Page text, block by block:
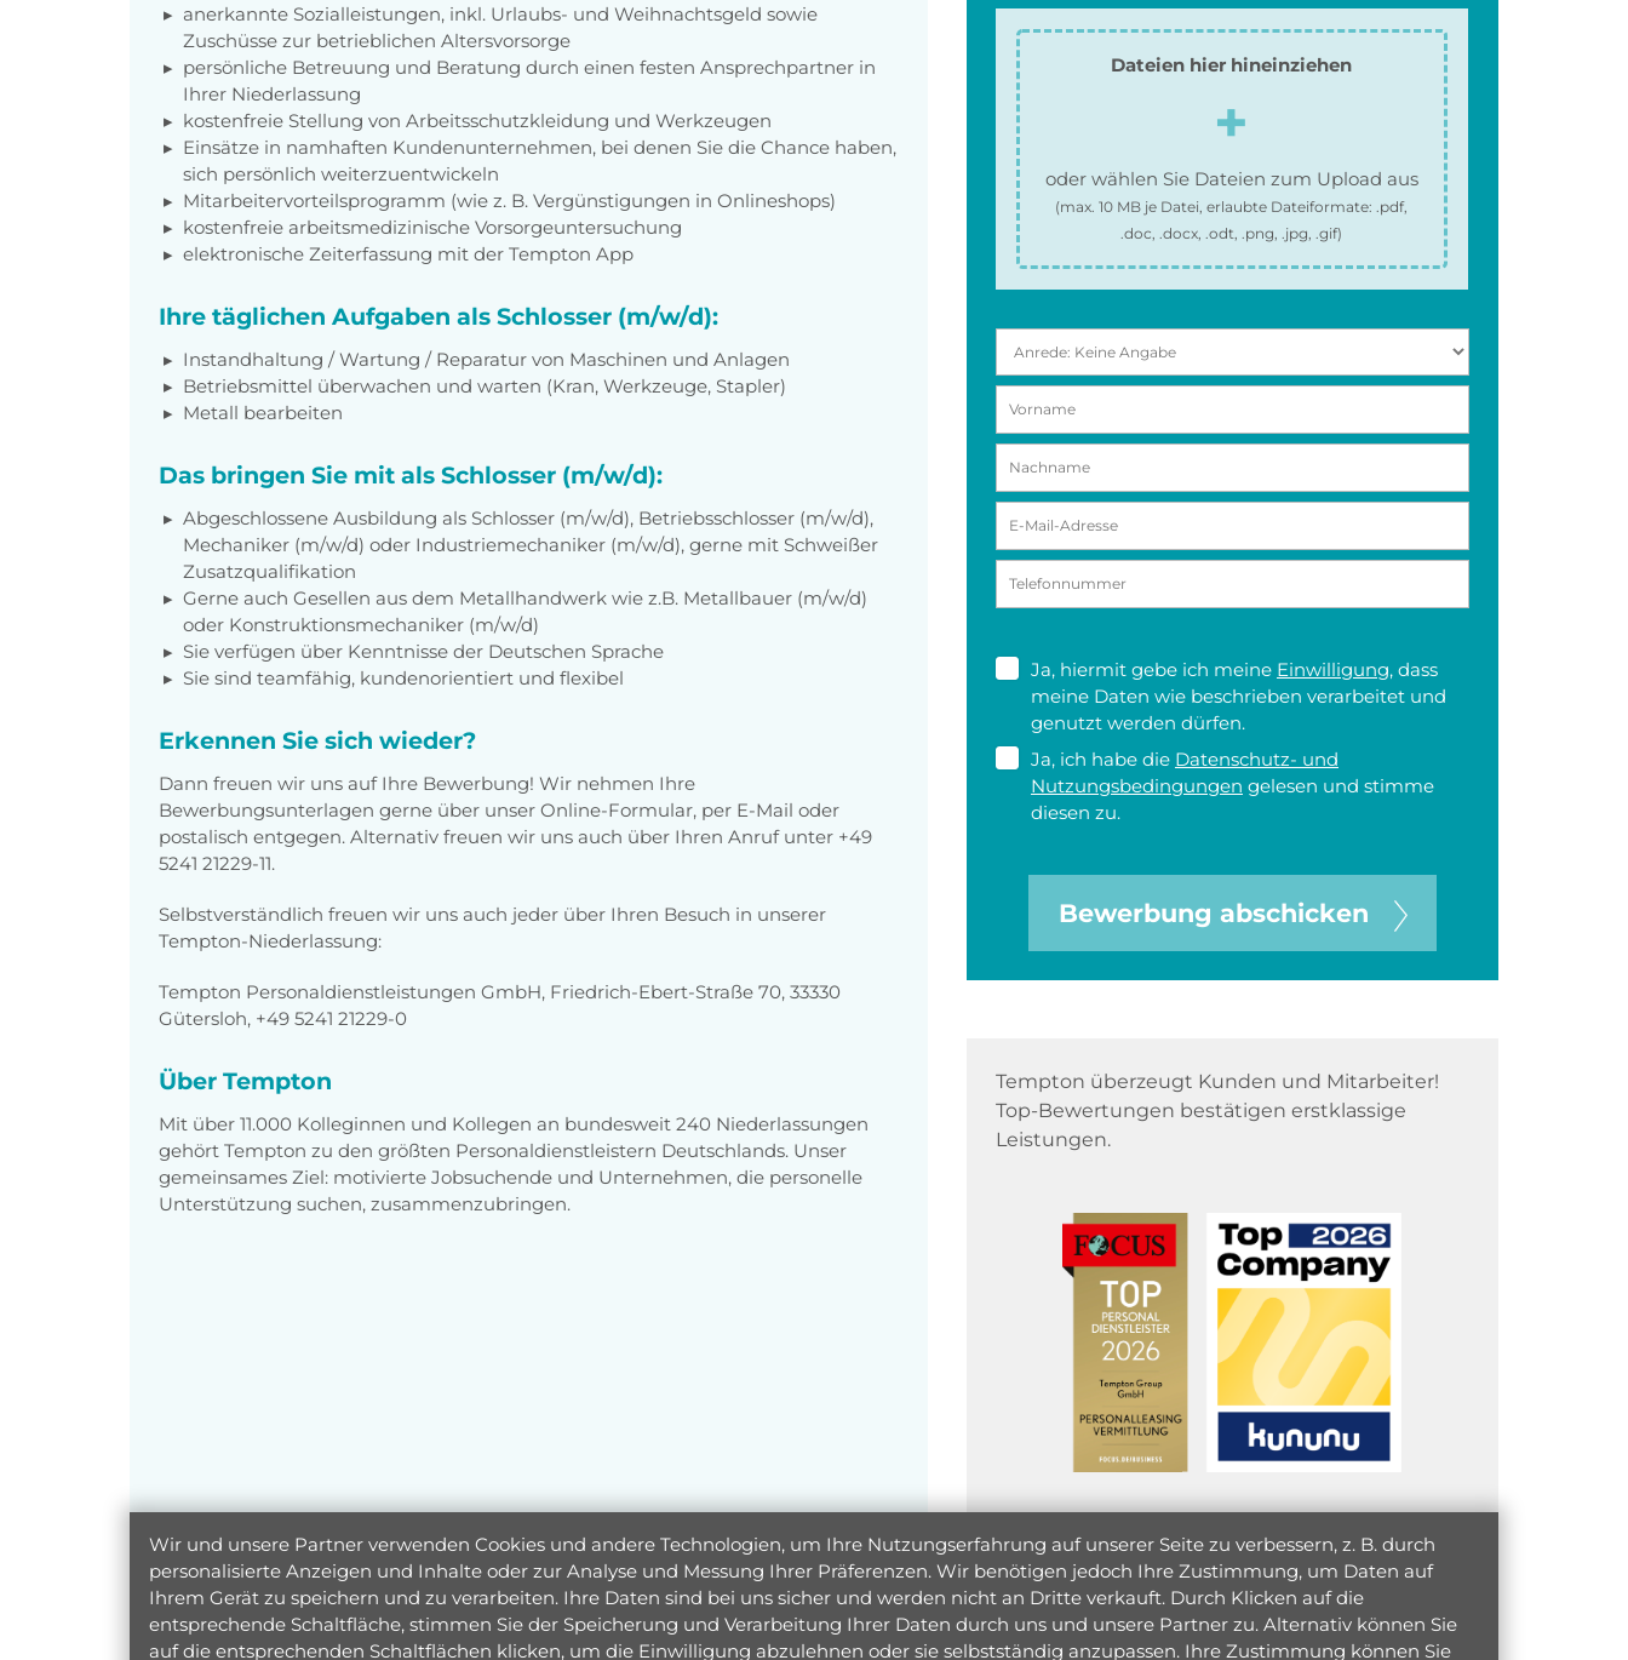
anerkannte Sozialleistungen, inkl. Urlaubs- und Weihnachtsgeld sowie
Zuschüsse zur betrieblichen Altersvorsorge
persönliche Betreuung und Beratung durch einen festen Ansprechpartner in
Ihrer Niederlassung
kostenfreie Stellung von Arbeitsschutzkleidung und Werkzeugen
Einsätze in namhaften Kundenunternehmen, bei denen Sie die Chance haben,
sich persönlich weiterzuentwickeln
Mitarbeitervorteilsprogramm (wie z. B. Vergünstigungen in Onlineshops)
kostenfreie arbeitsmedizinische Vorsorgeuntersuchung
elektronische Zeiterfassung mit der Tempton App
Ihre täglichen Aufgaben als Schlosser (m/w/d):
Instandhaltung / Wartung / Reparatur von Maschinen und Anlagen
Betriebsmittel überwachen und warten (Kran, Werkzeuge, Stapler)
Metall bearbeiten
Das bringen Sie mit als Schlosser (m/w/d):
Abgeschlossene Ausbildung als Schlosser (m/w/d), Betriebsschlosser (m/w/d),
Mechaniker (m/w/d) oder Industriemechaniker (m/w/d), gerne mit Schweißer
Zusatzqualifikation
Gerne auch Gesellen aus dem Metallhandwerk wie z.B. Metallbauer (m/w/d)
oder Konstruktionsmechaniker (m/w/d)
Sie verfügen über Kenntnisse der Deutschen Sprache
Sie sind teamfähig, kundenorientiert und flexibel
Erkennen Sie sich wieder?
Dann freuen wir uns auf Ihre Bewerbung! Wir nehmen Ihre
Bewerbungsunterlagen gerne über unser Online-Formular, per E-Mail oder
postalisch entgegen. Alternativ freuen wir uns auch über Ihren Anruf unter +49
5241 21229-11.
Selbstverständlich freuen wir uns auch jeder über Ihren Besuch in unserer
Tempton-Niederlassung:
Tempton Personaldienstleistungen GmbH, Friedrich-Ebert-Straße 70, 33330
Gütersloh, +49 5241 21229-0
Über Tempton
Mit über 11.000 Kolleginnen und Kollegen an bundesweit 240 Niederlassungen
gehört Tempton zu den größten Personaldienstleistern Deutschlands. Unser
gemeinsames Ziel: motivierte Jobsuchende und Unternehmen, die personelle
Unterstützung suchen, zusammenzubringen.
Dateien hier hineinziehen
oder wählen Sie Dateien zum Upload aus
(max.10 MB je Datei, erlaubte Dateiformate:.pdf,
.doc, .docx, .odt, .png, .jpg, .gif)
Ja, hiermit gebe ich meine Einwilligung, dass
meine Daten wie beschrieben verarbeitet und
genutzt werden dürfen.
Ja, ich habe die Datenschutz- und
Nutzungsbedingungen gelesen und stimme
diesen zu.
Bewerbung abschicken
Tempton überzeugt Kunden und Mitarbeiter!
Top-Bewertungen bestätigen erstklassige
Leistungen.
Wir und unsere Partner verwenden Cookies und andere Technologien, um Ihre Nutzungserfahrung auf unserer Seite zu verbessern, z. B. durch
personalisierte Anzeigen und Inhalte oder zur Analyse und Messung Ihrer Präferenzen. Wir benötigen jedoch Ihre Zustimmung, um Daten auf
Ihrem Gerät zu speichern und zu verarbeiten. Ihre Daten sind bei uns sicher und werden nicht an Dritte verkauft. Durch Klicken auf die
entsprechende Schaltfläche, stimmen Sie der Speicherung und Verarbeitung Ihrer Daten durch uns und unsere Partner zu. Alternativ können Sie
auf die entsprechenden Schaltflächen klicken, um die Einwilligung abzulehnen oder sie selbstständig anzupassen. Ihre Zustimmung können Sie